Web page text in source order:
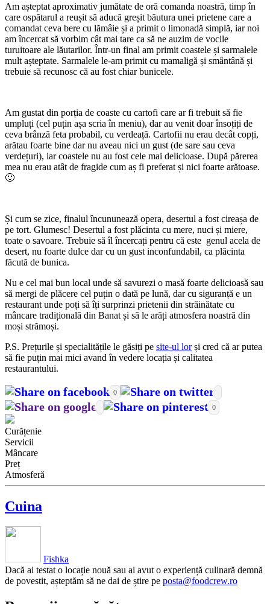
Am așteptat aproximativ jumătate de oră comanda noastră, timp în
care ospătarul a reușit să aducă greșit băutura unei prietene care a
comandat ceva bere cu lămâie și a primit o limonadă simplă, iar noi
am încercat să vorbim cât mai tare ca să ne auzim de vocile
turuitoare ale lăutarilor. Într-un final am primit coastele și sarmalele
mult așteptate. Sarmalele le-am primit cu mamaligă și smântână și
trebuie să recunosc că au fost chiar bunicele.
Am gustat din porția de coaste cu cartofi care ar fi trebuit să fie
umpluți (cel puțin așa scria în meniu), dar au venit doar însoțiți de
ceva brânză feta probabil, cu verdeață. Cartofii nu erau decât copți,
arătau foarte bine dar nu aveau nici un gust (de sare sau ceva
verdețuri), iar coastele nu au fost cele mai delicioase. După părerea
mea nu erau atât de fragide cum aș fi preferat și nici foarte arătoase.
🙂
Și cum se zice, finalul încununează opera, desertul a fost cireașa de
pe tort. Glumesc! Desertul a fost plăcinta cu mere, nuci și miere,
toate o savoare. Trebuie să îl încercați pentru că este genul acela de
desert, nu foarte dulce dar cu un gust inconfundabil, ca plăcinta
făcută de bunica.
Nu e cel mai bun local unde să savurezi o masă foarte delicioasă sau
să mergi de plăcere cel puțin o dată pe lună, dar cu siguranță e un
restaurant unde poți să îți surprinzi prietenii din străinătate cu
mâncare tradițională din Banat și să le arăți atmosfera noastră din
moși strămoși.
P.S. Prețurile și specialitățile le găsiți pe site-ul lorși cred că ar putea
să fie puțin mai mici avand în vedere locația și calitatea
restaurantului.
0
0
Curățenie
Servicii
Mâncare
Preț
Atmosferă
Cuina
Fishka
Dacă ai testat o locație nouă sau ai avut o experiență culinară demnă
de povestit, așteptăm să ne dai de știre pe posta@foodcrew.ro